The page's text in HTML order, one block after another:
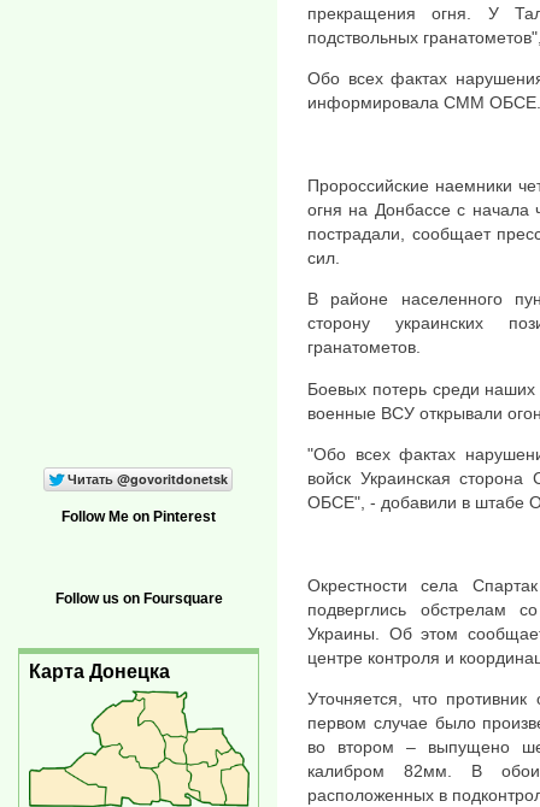
прекращения огня. У
подствольных
Обо всех фактах
информировала СММ ОБСЕ.
Пророссийские наемники
огня на Донбассе с начала
пострадали, сообщает
сил.
В районе населенного
сторону украинских
гранатометов.
Боевых потерь среди
военные ВСУ открывали
"Обо всех фактах
войск Украинская
ОБСЕ", - добавили в штабе
Окрестности села
подверглись обстрелам
Украины. Об этом
центре контроля и
Уточняется, что
первом случае было
во втором – выпущено
калибром 82мм. В
расположенных в
Follow Me on Pinterest
Follow us on Foursquare
Карта Донецка